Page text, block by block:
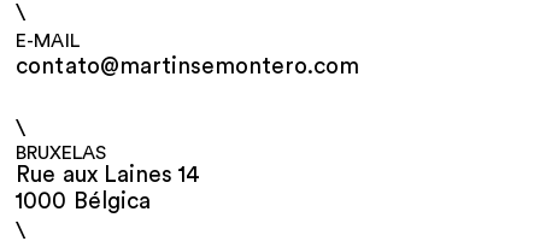
\
E-MAIL
contato@martinsemontero.com
\
BRUXELAS
Rue aux Laines 14
1000 Bélgica
\